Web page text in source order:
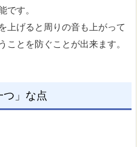
です。
上げると周りの音も上がって
ことを防ぐことが出来ます。
」な点